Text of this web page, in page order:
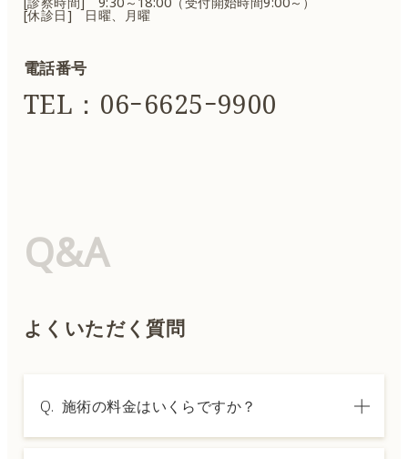
[休診日] 日曜、月曜
電話番号
TEL：06ｰ6625ｰ9900
Q&A
よくいただく質問
Q. 施術の料金はいくらですか？